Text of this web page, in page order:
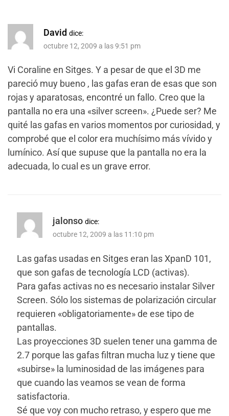
David dice:
octubre 12, 2009 a las 9:51 pm
Vi Coraline en Sitges. Y a pesar de que el 3D me
pareció muy bueno , las gafas eran de esas que son
rojas y aparatosas, encontré un fallo. Creo que la
pantalla no era una «silver screen». ¿Puede ser? Me
quité las gafas en varios momentos por curiosidad, y
comprobé que el color era muchísimo más vívido y
lumínico. Así que supuse que la pantalla no era la
adecuada, lo cual es un grave error.
jalonso dice:
octubre 12, 2009 a las 11:10 pm
Las gafas usadas en Sitges eran las XpanD 101,
que son gafas de tecnología LCD (activas).
Para gafas activas no es necesario instalar Silver
Screen. Sólo los sistemas de polarización circular
requieren «obligatoriamente» de ese tipo de
pantallas.
Las proyecciones 3D suelen tener una gamma de
2.7 porque las gafas filtran mucha luz y tiene que
«subirse» la luminosidad de las imágenes para
que cuando las veamos se vean de forma
satisfactoria.
Sé que voy con mucho retraso, y espero que me